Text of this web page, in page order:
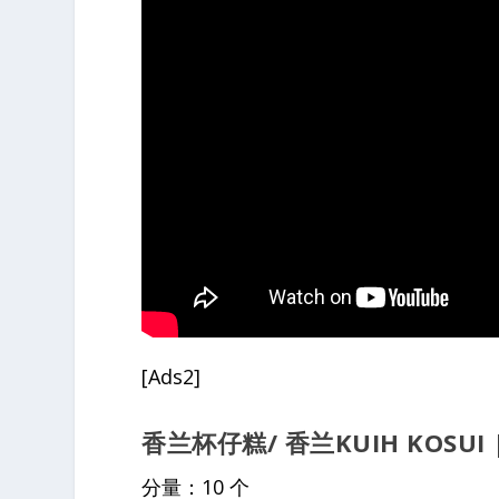
[Ads2]
香兰杯仔糕/ 香兰KUIH KOSUI
分量：10 个